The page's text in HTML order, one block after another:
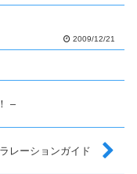
2009/12/21
–
レーションガイド